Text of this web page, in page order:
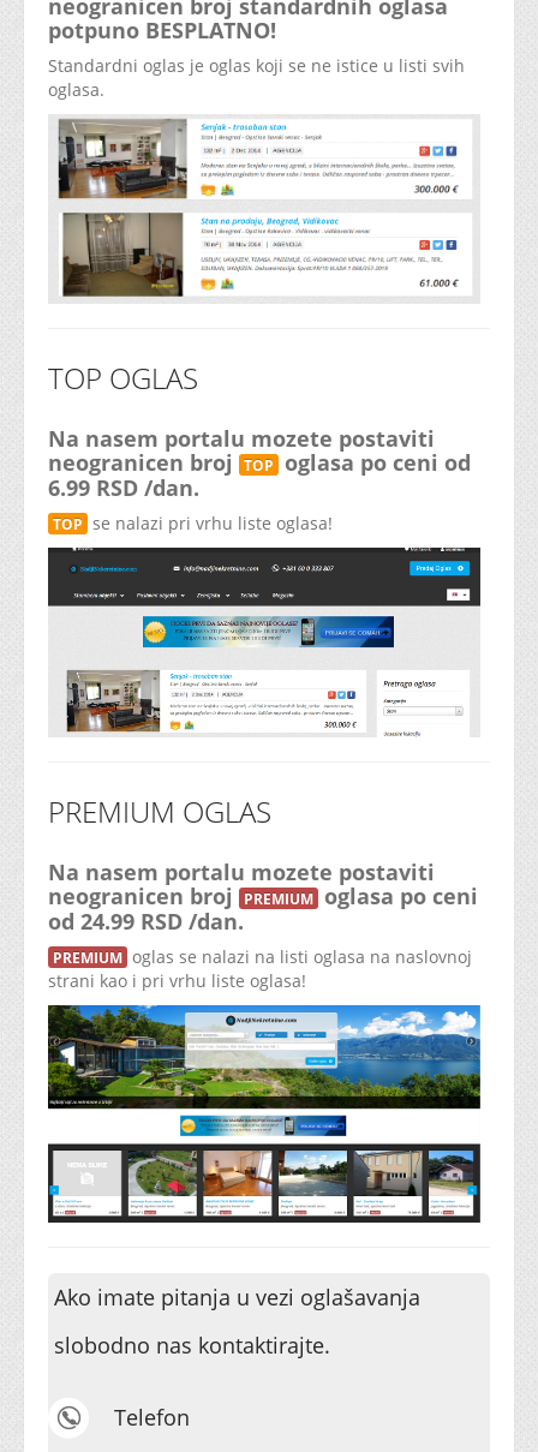
neogranicen broj standardnih oglasa
potpuno BESPLATNO!
Standardni oglas je oglas koji se ne istice u listi svih
oglasa.
TOP OGLAS
Na nasem portalu mozete postaviti
neogranicen broj
TOP
oglasa po ceni od
6.99 RSD /dan.
TOP se nalazi pri vrhu liste oglasa!
PREMIUM OGLAS
Na nasem portalu mozete postaviti
neogranicen broj
PREMIUM
oglasa po ceni
od 24.99 RSD /dan.
PREMIUM oglas se nalazi na listi oglasa na naslovnoj
strani kao i pri vrhu liste oglasa!
Ako imate pitanja u vezi oglašavanja
slobodno nas kontaktirajte.
Telefon